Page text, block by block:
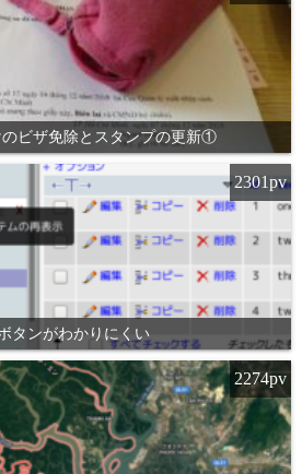
ビザ免除とスタンプの更新①
タンがわかりにくい
2301pv
2274pv